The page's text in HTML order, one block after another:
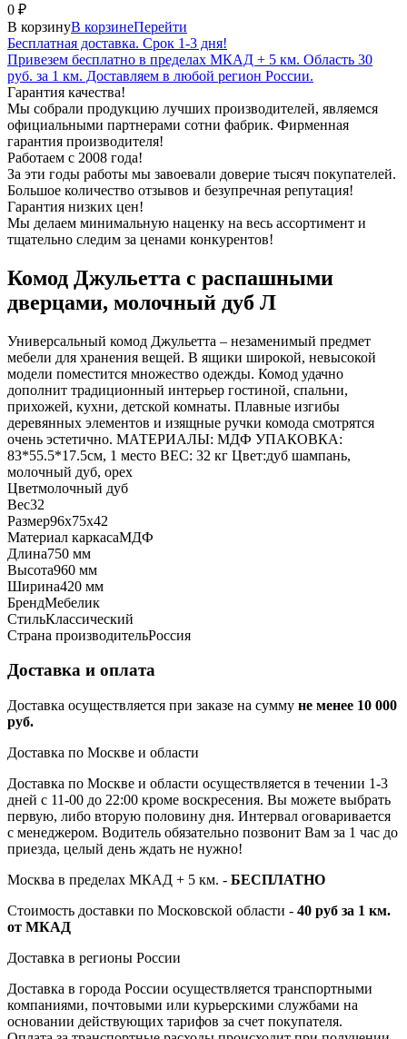
0 ₽
В корзинуВ корзинеПерейти
Бесплатная доставка. Срок 1-3 дня!
Привезем бесплатно в пределах МКАД + 5 км. Область 30
руб. за 1 км. Доставляем в любой регион России.
Гарантия качества!
Мы собрали продукцию лучших производителей, являемся
официальными партнерами сотни фабрик. Фирменная
гарантия производителя!
Работаем с 2008 года!
За эти годы работы мы завоевали доверие тысяч покупателей.
Большое количество отзывов и безупречная репутация!
Гарантия низких цен!
Мы делаем минимальную наценку на весь ассортимент и
тщательно следим за ценами конкурентов!
Комод Джульетта с распашными
дверцами, молочный дуб Л
Универсальный комод Джульетта – незаменимый предмет
мебели для хранения вещей. В ящики широкой, невысокой
модели поместится множество одежды. Комод удачно
дополнит традиционный интерьер гостиной, спальни,
прихожей, кухни, детской комнаты. Плавные изгибы
деревянных элементов и изящные ручки комода смотрятся
очень эстетично. МАТЕРИАЛЫ: МДФ УПАКОВКА:
83*55.5*17.5см, 1 место ВЕС: 32 кг Цвет:дуб шампань,
молочный дуб, орех
Цветмолочный дуб
Вес32
Размер96х75х42
Материал каркасаМДФ
Длина750 мм
Высота960 мм
Ширина420 мм
БрендМебелик
СтильКлассический
Страна производительРоссия
Доставка и оплата
Доставка осуществляется при заказе на сумму не менее 10 000
руб.
Доставка по Москве и области
Доставка по Москве и области осуществляется в течении 1-3
дней с 11-00 до 22:00 кроме воскресения. Вы можете выбрать
первую, либо вторую половину дня. Интервал оговаривается
с менеджером. Водитель обязательно позвонит Вам за 1 час до
приезда, целый день ждать не нужно!
Москва в пределах МКАД + 5 км. - БЕСПЛАТНО
Стоимость доставки по Московской области - 40 руб за 1 км.
от МКАД
Доставка в регионы России
Доставка в города России осуществляется транспортными
компаниями, почтовыми или курьерскими службами на
основании действующих тарифов за счет покупателя.